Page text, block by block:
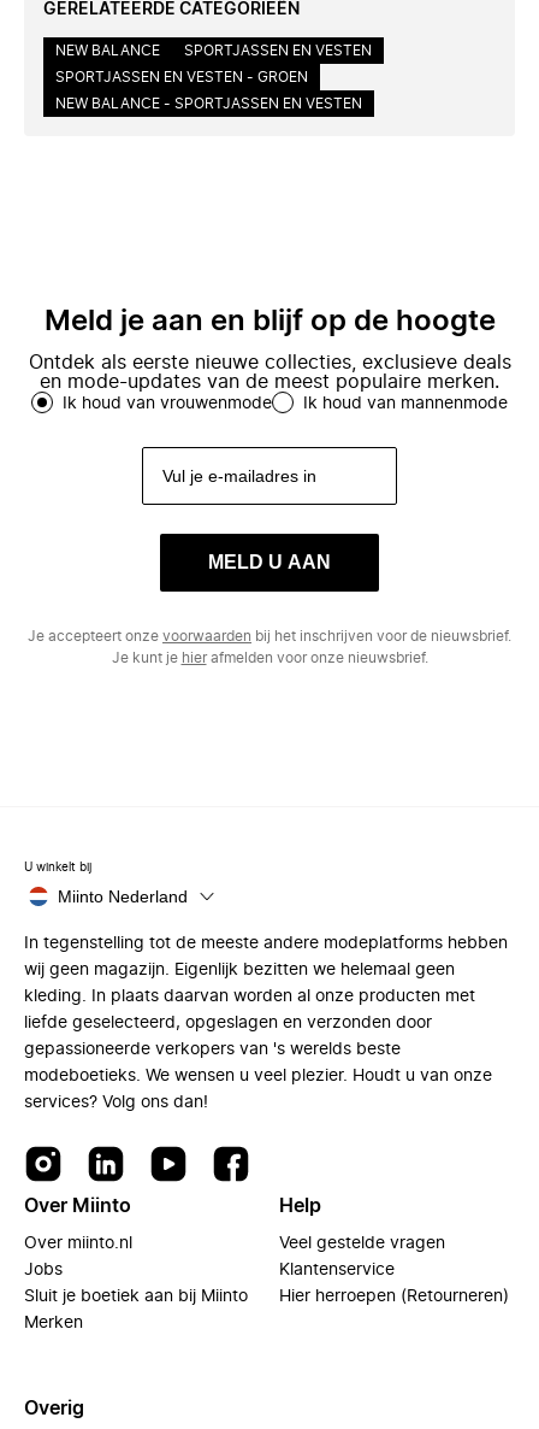
GERELATEERDE CATEGORIEËN
NEW BALANCE
SPORTJASSEN EN VESTEN
SPORTJASSEN EN VESTEN - GROEN
NEW BALANCE - SPORTJASSEN EN VESTEN
Meld je aan en blijf op de hoogte
Ontdek als eerste nieuwe collecties, exclusieve deals
en mode-updates van de meest populaire merken.
Ik houd van vrouwenmode Ik houd van mannenmode
MELD U AAN
Je accepteert onze voorwaarden bij het inschrijven voor de nieuwsbrief.
Je kunt je hierafmelden voor onze nieuwsbrief.
U winkelt bij
Miinto Nederland
In tegenstelling tot de meeste andere modeplatforms hebben
wij geen magazijn. Eigenlijk bezitten we helemaal geen
kleding. In plaats daarvan worden al onze producten met
liefde geselecteerd, opgeslagen en verzonden door
gepassioneerde verkopers van 's werelds beste
modeboetieks. We wensen u veel plezier. Houdt u van onze
services? Volg ons dan!
Over Miinto
Over miinto.nl
Jobs
Sluit je boetiek aan bij Miinto
Merken
Help
Veel gestelde vragen
Klantenservice
Hier herroepen (Retourneren)
Overig